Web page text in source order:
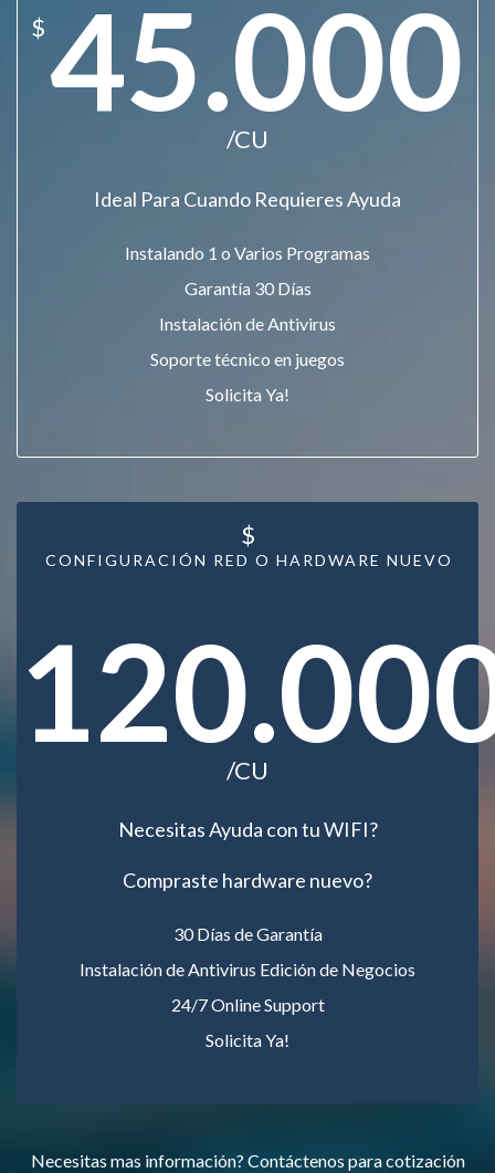
$45.000
/CU
Ideal Para Cuando Requieres Ayuda
Instalando 1 o Varios Programas
Garantía 30 Días
Instalación de Antivirus
Soporte técnico en juegos
Solicita Ya!
CONFIGURACIÓN RED O HARDWARE NUEVO
$
/CU
Necesitas Ayuda con tu WIFI?
Compraste hardware nuevo?
30 Días de Garantía
Instalación de Antivirus Edición de Negocios
24/7 Online Support
Solicita Ya!
Necesitas mas información? Contáctenos para cotización